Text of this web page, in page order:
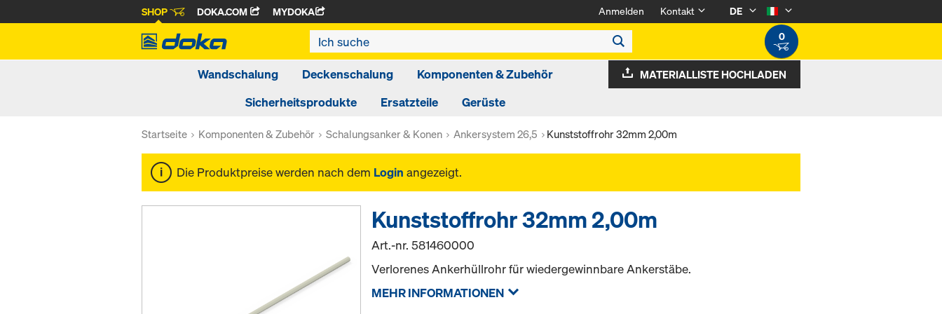
SHOP DOKA.COM MYDOKA Anmelden Kontakt
DE
0
Wandschalung Deckenschalung
Komponenten & Zubehör
Sicherheitsprodukte
Ersatzteile Gerüste
MATERIALLISTE HOCHLADEN
Startseite Komponenten & Zubehör Schalungsanker & Konen Ankersystem 26,5 Kunststoffrohr 32mm 2,00m
Die Produktpreise werden nach dem Login angezeigt.
Kunststoffrohr 32mm 2,00m
Art.-nr.581460000
Verlorenes Ankerhüllrohr für wiedergewinnbare Ankerstäbe.
MEHR INFORMATIONEN